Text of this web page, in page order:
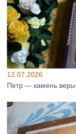
12.07.2026
Петр — камень